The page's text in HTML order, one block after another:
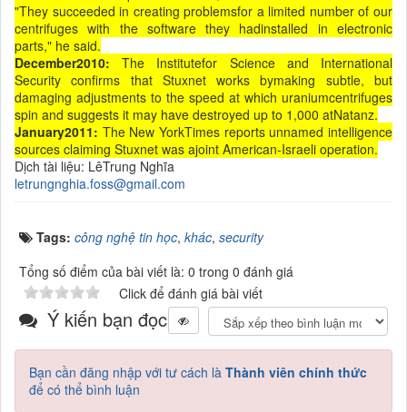
"They succeeded in creating problemsfor a limited number of our
centrifuges with the software they hadinstalled in electronic
parts," he said.
December2010: The Institutefor Science and International
Security confirms that Stuxnet works bymaking subtle, but
damaging adjustments to the speed at which uraniumcentrifuges
spin and suggests it may have destroyed up to 1,000 atNatanz.
January2011: The New YorkTimes reports unnamed intelligence
sources claiming Stuxnet was ajoint American-Israeli operation.
Dịch tài liệu: LêTrung Nghĩa
letrungnghia.foss@gmail.com
Tags: công nghệ tin học, khác, security
Tổng số điểm của bài viết là: 0 trong 0 đánh giá
Click để đánh giá bài viết
Ý kiến bạn đọc
Bạn cần đăng nhập với tư cách là Thành viên chính thức
để có thể bình luận